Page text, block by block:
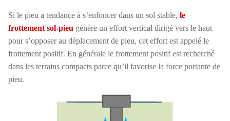
Si le pieu a tendance à s’enfoncer dans un sol stable, le
frottement sol-pieu génère un effort vertical dirigé vers le haut
pour s’opposer au déplacement de pieu, cet effort est appelé le
frottement positif. En générale le frottement positif est recherché
dans les terrains compacts parce qu’il favorise la force portante de
pieu.